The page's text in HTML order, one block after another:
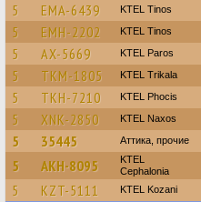
5 EMA-6439 KTEL Tinos
5 EMH-2202 KTEL Tinos
5 AX-5669 KTEL Paros
5 TKM-1805 ΚΤΕL Τrikala
5 TKH-7210 ΚΤΕL Phocis
5 XNK-2850 KTEL Naxos
5 35445 Аттика, прочие
5 AKH-8095
KTEL
Cephalonia
5 KZT-5111 ΚΤΕL Kozani